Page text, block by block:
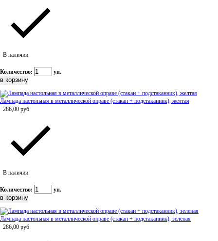
В наличии
Количество: уп.
Лампада настольная в металлической оправе (стакан + подстаканник), желтая
286,00 руб
В наличии
Количество: уп.
Лампада настольная в металлической оправе (стакан + подстаканник), зеленая
286,00 руб